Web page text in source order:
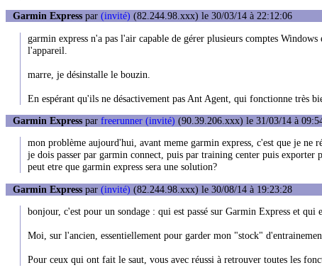
Garmin Express par (invité) (82.244.98.xxx) le 30/03/14 à 22:12:06
garmin express n'a pas l'air capable de gérer plusieurs comptes
l'appareil.
marre, je désinstalle le bouzin.
En espérant qu'ils ne désactivement pas Ant Agent, qui fonctionne très
Garmin Express par freerunner (invité) (90.39.206.xxx) le 31/03/14 à
mon problème aujourd'hui, avant meme garmin express, c'est que je ne
je dois passer par garmin connect, puis par training center puis exporter
peut etre que garmin express sera une solution?
Garmin Express par (invité) (82.244.98.xxx) le 30/08/14 à 19:23:28
bonjour, c'est pour un sondage : qui est passé sur Garmin Express et
Moi, sur l'ancien, essentiellement pour garder mon "stock"
Pour ceux qui ont fait le saut, vous avec réussi à retrouver toutes les